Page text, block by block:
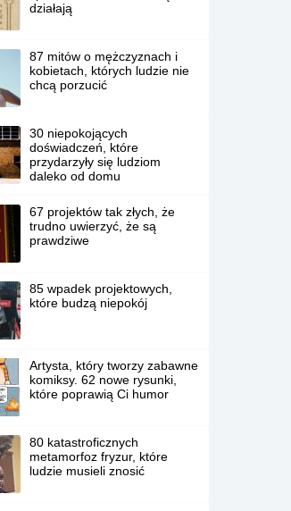
działają
87 mitów o mężczyznach i
kobietach, których ludzie nie
chcą porzucić
30 niepokojących
doświadczeń, które
przydarzyły się ludziom
daleko od domu
67 projektów tak złych, że
trudno uwierzyć, że są
prawdziwe
85 wpadek projektowych,
które budzą niepokój
Artysta, który tworzy zabawne
komiksy. 62 nowe rysunki,
które poprawią Ci humor
80 katastroficznych
metamorfoz fryzur, które
ludzie musieli znosić